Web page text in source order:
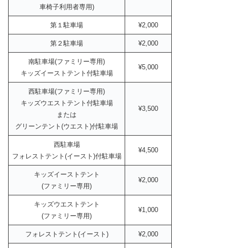
車椅子利用者専用)
第１駐車場 ¥2,000
第２駐車場 ¥2,000
南駐車場(ファミリー専用)
キッズイーストテント付駐車場
¥5,000
西駐車場(ファミリー専用)
キッズウエストテント付駐車場
または
グリーンテント(ウエスト)付駐車場
¥3,500
西駐車場
フォレストテント(イースト)付駐車場
¥4,500
キッズイーストテント
(ファミリー専用)
¥2,000
キッズウエストテント
(ファミリー専用)
¥1,000
フォレストテント(イースト) ¥2,000